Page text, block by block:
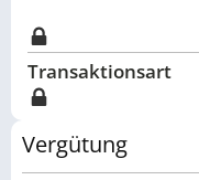
Transaktionsart
Vergütung